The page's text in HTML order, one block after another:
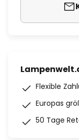
Flexible
Europas
50 Tage